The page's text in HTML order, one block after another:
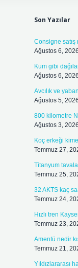
Son Yazılar
Consigne satış
Ağustos 6, 2026
Kum gibi
Ağustos 6, 2026
Avcılık ve
Ağustos 5, 2026
800 kilometre
Ağustos 3, 2026
Koç erkeği
Temmuz 27,
Titanyum
Temmuz 25,
32 AKTS kaç
Temmuz 24,
Hızlı tren
Temmuz 23,
Amentü nedir
Temmuz 21,
Yıldızlararası